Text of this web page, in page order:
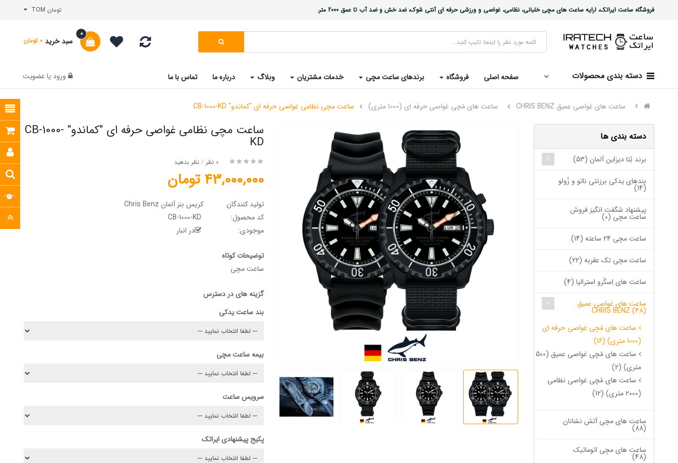
فروشگاه ساعت ایراتک، ارایه ساعت های مچی خلبانی، نظامی، غواصی و ورزشی حرفه ای آنتی شوک، ضد خش و ضد آب تا عمق 2000 متر. تومان TOM
سبد خرید
0
0 تومان
دسته بندی محصولات صفحه اصلی فروشگاه برندهای ساعت مچی خدمات مشتریان وبلاگ درباره ما تماس با ما ورود یا عضویت
ساعت های غواصی عمیق CHRIS BENZ ساعت های مُچی غواصی حرفه ای (1000 متری) ساعت مچی نظامی غواصی حرفه ای "کماندو" CB-1000-KD
دسته بندی ها
برند بُتا دیزاین آلمان (53)
بندهای یدکی برزنتی ناتو و زُولو
(14)
پیشنهاد شگفت انگیز فروش
ساعت مچی (0)
ساعت مچی 24 ساعته (14)
ساعت مچی تک عقربه (22)
ساعت های اِسکُرو استرالیا (4)
ساعت های غواصی عمیق
CHRIS BENZ (48)
ساعت های مُچی غواصی حرفه ای
(1000 متری) (16)
ساعت های مُچی غواصی عمیق (500
متری) (2)
ساعت های مُچی غواصی نظامی
(2000 متری) (12)
ساعت های مچی آتش نشانان
(88)
ساعت های مچی اتوماتیک
(48)
ساعت مچی نظامی غواصی حرفه ای "کماندو" CB-1000-
KD
0 نظر /نظر بدهید
43,000,000 تومان
تولید کنندگان
کریس بنز آلمان Chris Benz
کد محصول:
موجودی:
در انبار
توضیحات کوتاه
ساعت مچی
گزینه های در دسترس
بند ساعت یدکی
بیمه ساعت مچی
سرویس ساعت
پکیج پیشنهادی ایراتک